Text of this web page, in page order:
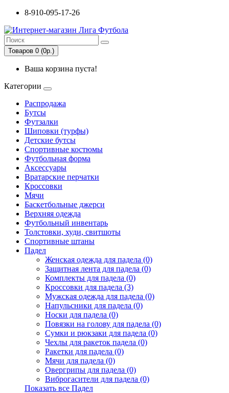
8-910-095-17-26
Товаров 0 (0р.)
Ваша корзина пуста!
Категории
Распродажа
Бутсы
Футзалки
Шиповки (турфы)
Детские бутсы
Спортивные костюмы
Футбольная форма
Аксессуары
Вратарские перчатки
Кроссовки
Мячи
Баскетбольные джерси
Верхняя одежда
Футбольный инвентарь
Толстовки, худи, свитшоты
Спортивные штаны
Падел
Женская одежда для падела (0)
Защитная лента для падела (0)
Комплекты для падела (0)
Кроссовки для падела (3)
Мужская одежда для падела (0)
Напульсники для падела (0)
Носки для падела (0)
Повязки на голову для падела (0)
Сумки и рюкзаки для падела (0)
Чехлы для ракеток падела (0)
Ракетки для падела (0)
Мячи для падела (0)
Овергрипы для падела (0)
Виброгасители для падела (0)
Показать все Падел